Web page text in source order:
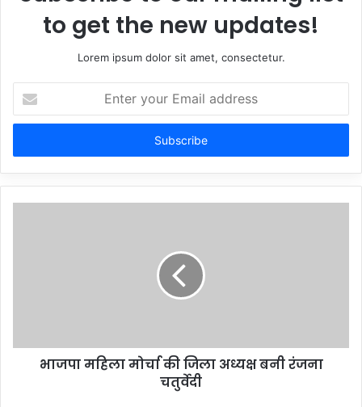
to get the new updates!
Lorem ipsum dolor sit amet, consectetur.
your
Email
भाजपा महिला मोर्चा की जिला अध्यक्ष बनी रंजना
चतुर्वेदी